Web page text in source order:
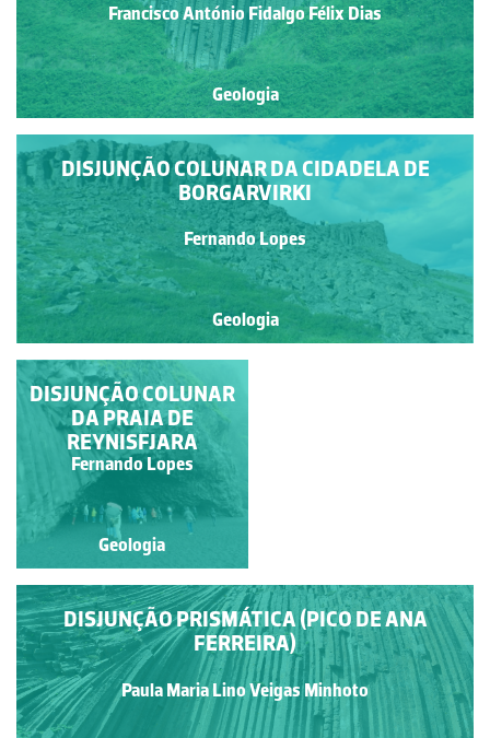
Francisco António Fidalgo Félix Dias
Geologia
DISJUNÇÃO COLUNAR DA CIDADELA DE
BORGARVIRKI
Fernando Lopes
Geologia
DISJUNÇÃO COLUNAR
DA CASCATA DE
HENGIFOSS
Fernando Lopes
Geologia
DISJUNÇÃO COLUNAR
DA PRAIA DE
REYNISFJARA
Fernando Lopes
Geologia
DISJUNÇÃO PRISMÁTICA (PICO DE ANA
FERREIRA)
Paula Maria Lino Veigas Minhoto